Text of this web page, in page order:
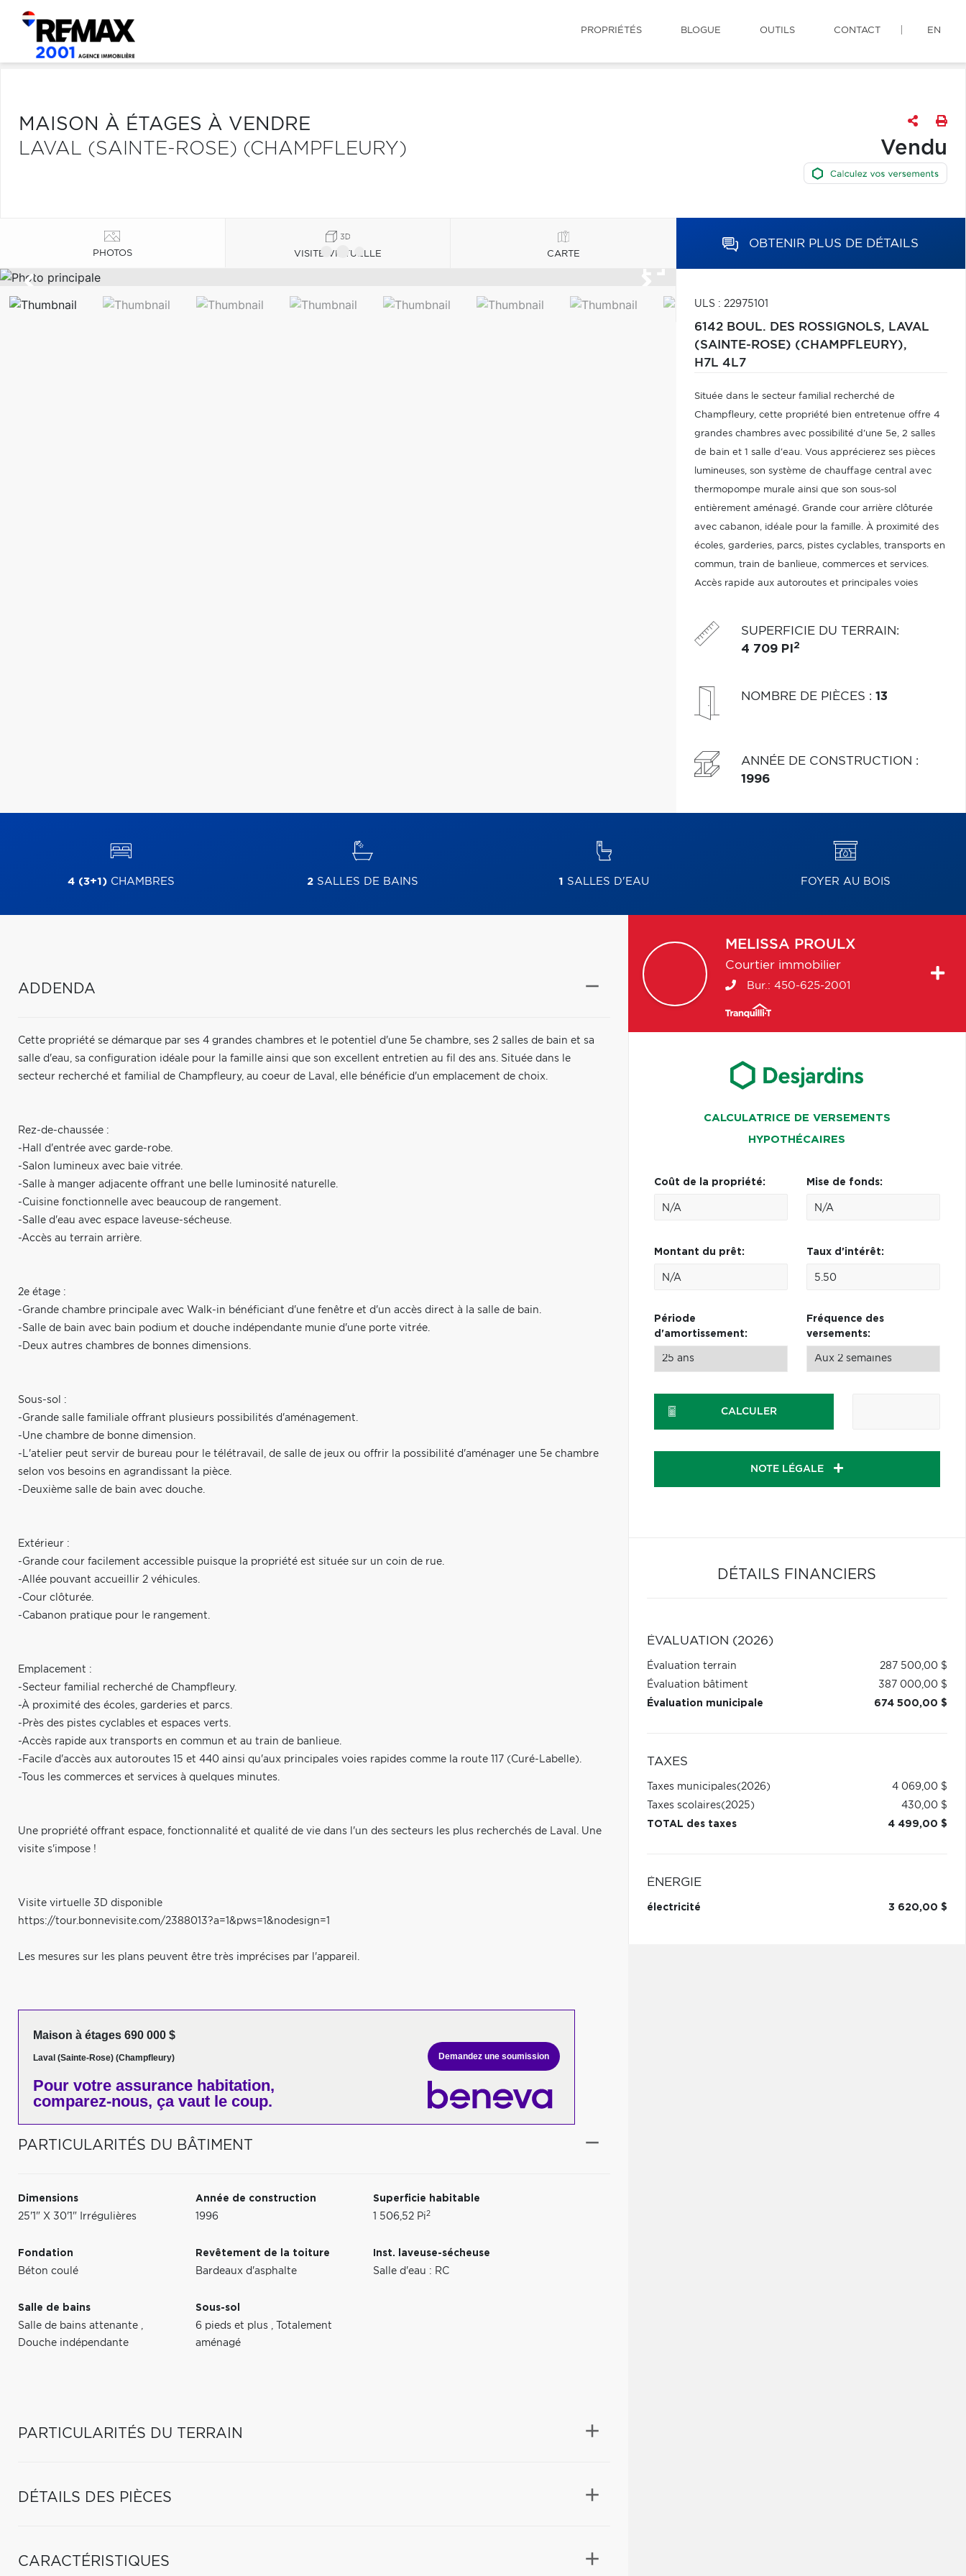
PROPRIÉTÉS BLOGUE OUTILS CONTACT EN
MAISON À ÉTAGES À VENDRE
LAVAL (SAINTE-ROSE) (CHAMPFLEURY)
Vendu
PHOTOS VISITE VIRTUELLE CARTE
OBTENIR PLUS DE DÉTAILS
ULS : 22975101
6142 BOUL. DES ROSSIGNOLS, LAVAL
(SAINTE-ROSE) (CHAMPFLEURY),
H7L 4L7
Située dans le secteur familial recherché de
Champfleury, cette propriété bien entretenue offre 4
grandes chambres avec possibilité d'une 5e, 2 salles
de bain et 1 salle d'eau. Vous apprécierez ses pièces
lumineuses, son système de chauffage central avec
thermopompe murale ainsi que son sous-sol
entièrement aménagé. Grande cour arrière clôturée
avec cabanon, idéale pour la famille. À proximité des
écoles, garderies, parcs, pistes cyclables, transports en
commun, train de banlieue, commerces et services.
Accès rapide aux autoroutes et principales voies
SUPERFICIE DU TERRAIN:
4 709 PI 2
NOMBRE DE PIÈCES : 13
ANNÉE DE CONSTRUCTION :
1996
4 (3+1)CHAMBRES 2SALLES DE BAINS 1 SALLES D'EAU FOYER AU BOIS
ADDENDA
Cette propriété se démarque par ses 4 grandes chambres et le potentiel d'une 5e chambre, ses 2 salles de bain et sa
salle d'eau, sa configuration idéale pour la famille ainsi que son excellent entretien au fil des ans. Située dans le
secteur recherché et familial de Champfleury, au coeur de Laval, elle bénéficie d'un emplacement de choix.
Rez-de-chaussée :
-Hall d'entrée avec garde-robe.
-Salon lumineux avec baie vitrée.
-Salle à manger adjacente offrant une belle luminosité naturelle.
-Cuisine fonctionnelle avec beaucoup de rangement.
-Salle d'eau avec espace laveuse-sécheuse.
-Accès au terrain arrière.
2e étage :
-Grande chambre principale avec Walk-in bénéficiant d'une fenêtre et d'un accès direct à la salle de bain.
-Salle de bain avec bain podium et douche indépendante munie d'une porte vitrée.
-Deux autres chambres de bonnes dimensions.
Sous-sol :
-Grande salle familiale offrant plusieurs possibilités d'aménagement.
-Une chambre de bonne dimension.
-L'atelier peut servir de bureau pour le télétravail, de salle de jeux ou offrir la possibilité d'aménager une 5e chambre
selon vos besoins en agrandissant la pièce.
-Deuxième salle de bain avec douche.
Extérieur :
-Grande cour facilement accessible puisque la propriété est située sur un coin de rue.
-Allée pouvant accueillir 2 véhicules.
-Cour clôturée.
-Cabanon pratique pour le rangement.
Emplacement :
-Secteur familial recherché de Champfleury.
-À proximité des écoles, garderies et parcs.
-Près des pistes cyclables et espaces verts.
-Accès rapide aux transports en commun et au train de banlieue.
-Facile d'accès aux autoroutes 15 et 440 ainsi qu'aux principales voies rapides comme la route 117 (Curé-Labelle).
-Tous les commerces et services à quelques minutes.
Une propriété offrant espace, fonctionnalité et qualité de vie dans l'un des secteurs les plus recherchés de Laval. Une
visite s'impose !
Visite virtuelle 3D disponible
https://tour.bonnevisite.com/2388013?a=1&pws=1&nodesign=1
Les mesures sur les plans peuvent être très imprécises par l'appareil.
Maison à étages 690 000 $
Laval (Sainte-Rose) (Champfleury)
Pour votre assurance habitation,
comparez-nous, ça vaut le coup.
Demandez une soumission
PARTICULARITÉS DU BÂTIMENT
Dimensions
25'1" X 30'1" Irrégulières
Année de construction
1996
Superficie habitable
1 506,52 Pi2
Fondation
Béton coulé
Revêtement de la toiture
Bardeaux d'asphalte
Inst. laveuse-sécheuse
Salle d'eau : RC
Salle de bains
Salle de bains attenante ,
Douche indépendante
Sous-sol
6 pieds et plus ,
Totalement
aménagé
PARTICULARITÉS DU TERRAIN
DÉTAILS DES PIÈCES
CARACTÉRISTIQUES
MELISSA PROULX
Courtier immobilier
Bur.: 450-625-2001
CALCULATRICE DE VERSEMENTS
HYPOTHÉCAIRES
Coût de la propriété: Mise de fonds:
Montant du prêt: Taux d'intérêt:
Période
d'amortissement:
Fréquence des
versements:
CALCULER
NOTE LÉGALE
DÉTAILS FINANCIERS
ÉVALUATION (2026)
Évaluation terrain
287 500,00 $
Évaluation bâtiment
387 000,00 $
Évaluation municipale
674 500,00 $
TAXES
Taxes municipales(2026)
4 069,00 $
Taxes scolaires(2025)
430,00 $
TOTAL des taxes
4 499,00 $
ÉNERGIE
électricité 3 620,00 $